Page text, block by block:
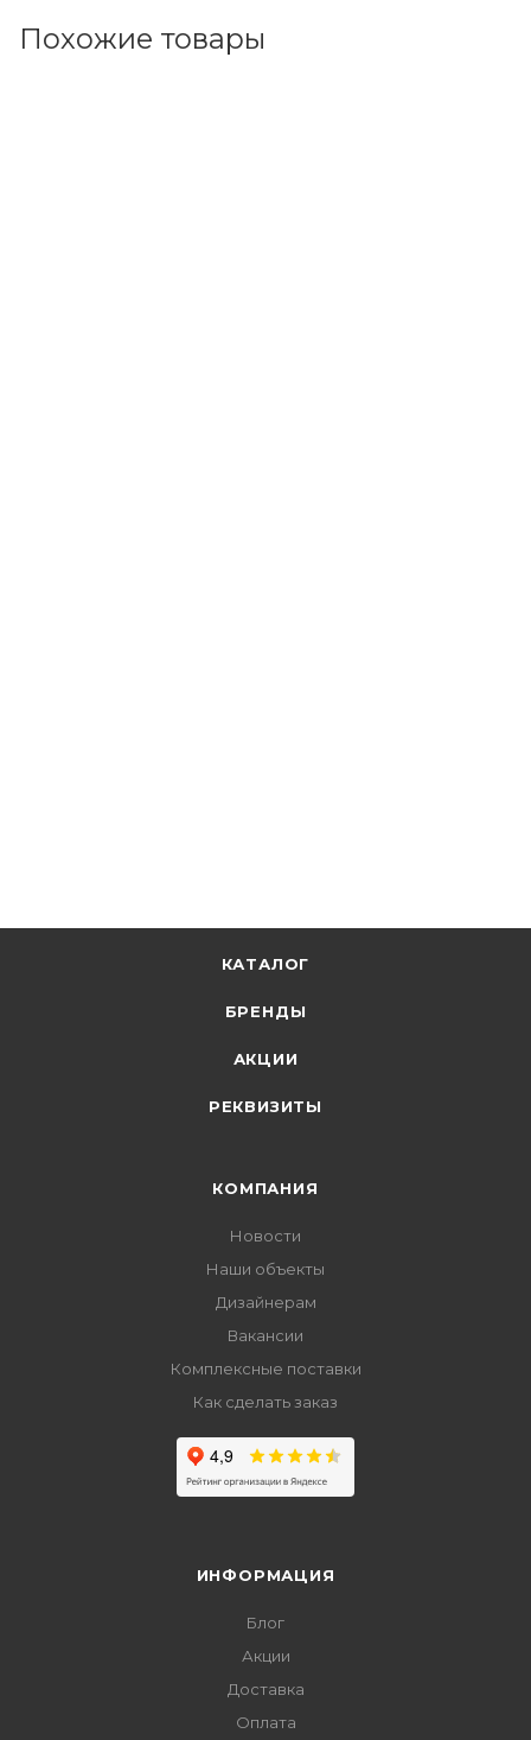
Похожие товары
КАТАЛОГ
БРЕНДЫ
АКЦИИ
РЕКВИЗИТЫ
КОМПАНИЯ
Новости
Наши объекты
Дизайнерам
Вакансии
Комплексные поставки
Как сделать заказ
ИНФОРМАЦИЯ
Блог
Акции
Доставка
Оплата